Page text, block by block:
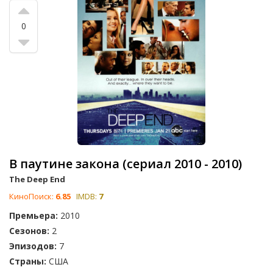
0
В паутине закона (сериал 2010 - 2010)
The Deep End
КиноПоиск: 6.85 IMDB: 7
Премьера: 2010
Сезонов: 2
Эпизодов: 7
Страны: США